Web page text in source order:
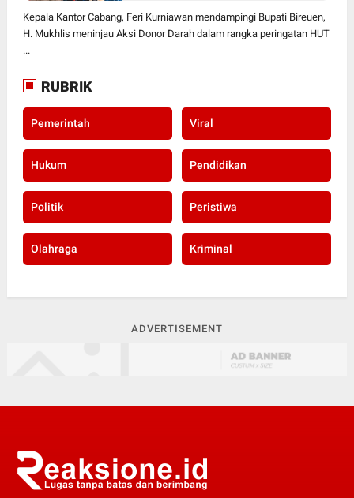
Kepala Kantor Cabang, Feri Kurniawan mendampingi Bupati Bireuen,
H. Mukhlis meninjau Aksi Donor Darah dalam rangka peringatan HUT
...
RUBRIK
Pemerintah Viral
Hukum Pendidikan
Politik Peristiwa
Olahraga Kriminal
ADVERTISEMENT